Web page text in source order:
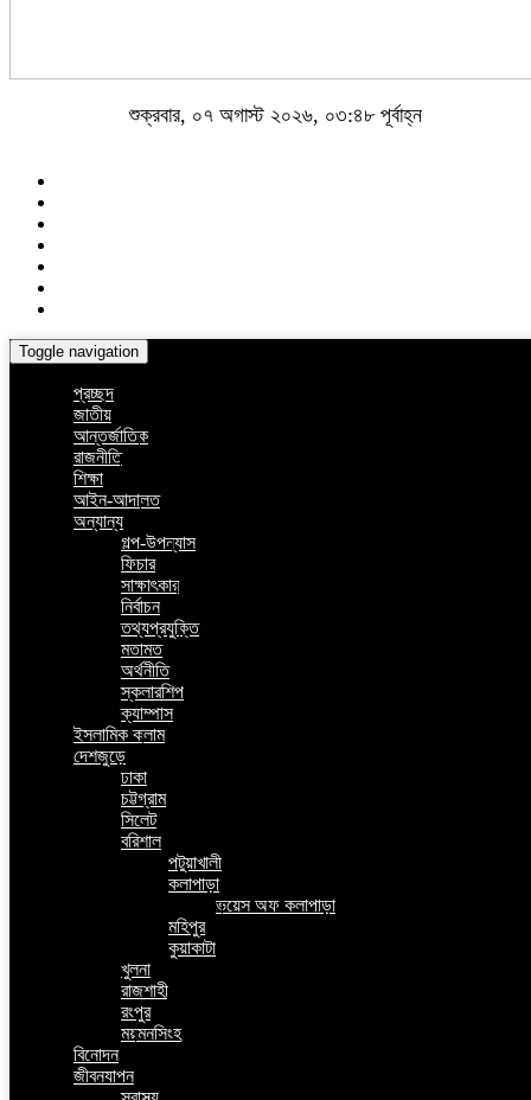
শুক্রবার, ০৭ অগাস্ট ২০২৬, ০৩:৪৮ পূর্বাহ্ন
Toggle navigation
প্রচ্ছদ
জাতীয়
আন্তর্জাতিক
রাজনীতি
শিক্ষা
আইন-আদালত
অন্যান্য
গল্প-উপন্যাস
ফিচার
সাক্ষাৎকার
নির্বাচন
তথ্যপ্রযুক্তি
মতামত
অর্থনীতি
স্কলারশিপ
ক্যাম্পাস
ইসলামিক কলাম
দেশজুড়ে
ঢাকা
চট্টগ্রাম
সিলেট
বরিশাল
পটুয়াখালী
কলাপাড়া
ভয়েস অফ কলাপাড়া
মহিপুর
কুয়াকাটা
খুলনা
রাজশাহী
রংপুর
ময়মনসিংহ
বিনোদন
জীবনযাপন